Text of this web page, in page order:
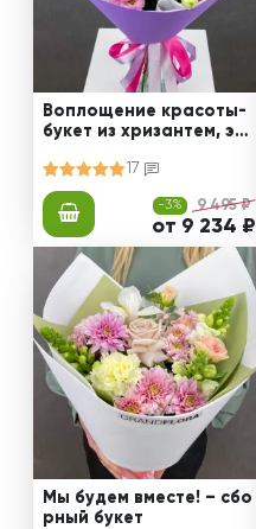
Воплощение красоты-
букет из хризантем, эус
17
-3% 9 495 ₽
от 9 234 ₽
Мы будем вместе! – сбо
рный букет